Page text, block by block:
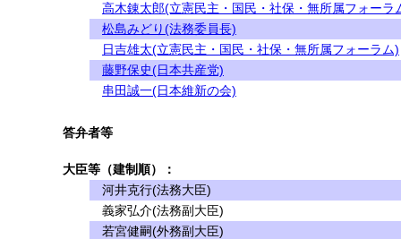
高木錬太郎(立憲民主・国民・社保・無所属フォーラ
松島みどり(法務委員長)
日吉雄太(立憲民主・国民・社保・無所属フォーラム)
藤野保史(日本共産党)
串田誠一(日本維新の会)
答弁者等
大臣等（建制順）：
河井克行(法務大臣)
義家弘介(法務副大臣)
若宮健嗣(外務副大臣)